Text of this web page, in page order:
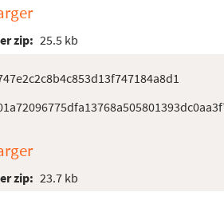
zip: 25.5 kb
zip: 23.7 kb